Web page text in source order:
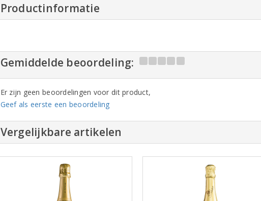
Productinformatie
Gemiddelde beoordeling:
Er zijn geen beoordelingen voor dit product,
Geef als eerste een beoordeling
Vergelijkbare artikelen